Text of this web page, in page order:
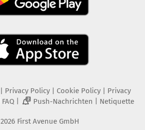
| Privacy Policy| Cookie Policy| Privacy
FAQ| 2 Push-Nachrichten | Netiquette
2026 First Avenue GmbH